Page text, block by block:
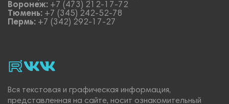
Воронеж: +7 (473) 212-17-72
Тюмень: +7 (345) 242-52-78
Пермь: +7 (342) 292-17-27
rutubevk_video.
Vk.
Вся текстовая и графическая информация,
представленная на сайте, носит ознакомительный